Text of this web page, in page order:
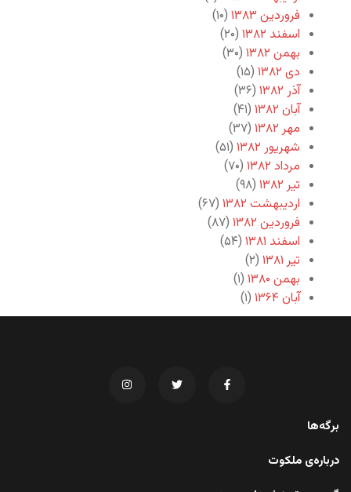
فروردین ۱۳۸۳
(۱۰)
اسفند ۱۳۸۲
(۲۰)
بهمن ۱۳۸۲
(۳۰)
دی ۱۳۸۲
(۱۵)
آذر ۱۳۸۲
(۳۶)
آبان ۱۳۸۲
(۴۱)
مهر ۱۳۸۲
(۳۷)
شهریور ۱۳۸۲
(۵۱)
مرداد ۱۳۸۲
(۷۰)
تیر ۱۳۸۲
(۹۸)
اردیبهشت ۱۳۸۲
(۶۷)
فروردین ۱۳۸۲
(۸۷)
اسفند ۱۳۸۱
(۵۴)
تیر ۱۳۸۱
(۲)
بهمن ۱۳۸۰
(۱)
آبان ۱۳۶۴
(۱)
برگه‌ها
درباره‌ی ملکوت